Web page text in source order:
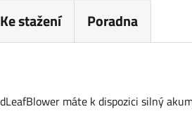
Ke stažení Poradna
máte k dispozici silný